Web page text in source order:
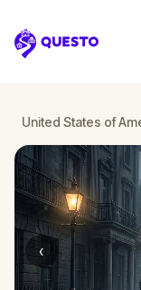
Questo
United States of
‹